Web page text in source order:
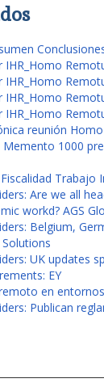
IHR_Homo
reunión
1000
Trabajo
Are we all
workd? AGS
Belgium,
UK updates
EY
en
Publican